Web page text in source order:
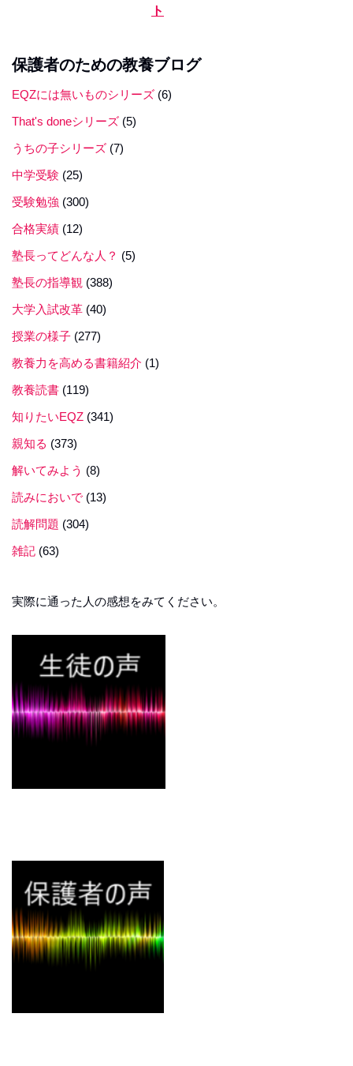
ト
保護者のための教養ブログ
EQZには無いものシリーズ (6)
That's doneシリーズ (5)
うちの子シリーズ (7)
中学受験 (25)
受験勉強 (300)
合格実績 (12)
塾長ってどんな人？ (5)
塾長の指導観 (388)
大学入試改革 (40)
授業の様子 (277)
教養力を高める書籍紹介 (1)
教養読書 (119)
知りたいEQZ (341)
親知る (373)
解いてみよう (8)
読みにおいで (13)
読解問題 (304)
雑記 (63)
実際に通った人の感想をみてください。